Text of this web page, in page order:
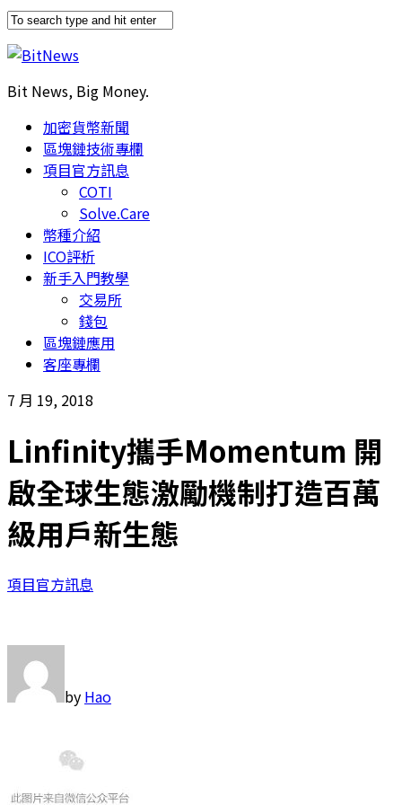
Bit News, Big Money.
加密貨幣新聞
區塊鏈技術專欄
項目官方訊息
COTI
Solve.Care
幣種介紹
ICO評析
新手入門教學
交易所
錢包
區塊鏈應用
客座專欄
7 月 19, 2018
Linfinity攜手Momentum 開
啟全球生態激勵機制打造百萬
級用戶新生態
項目官方訊息
by Hao